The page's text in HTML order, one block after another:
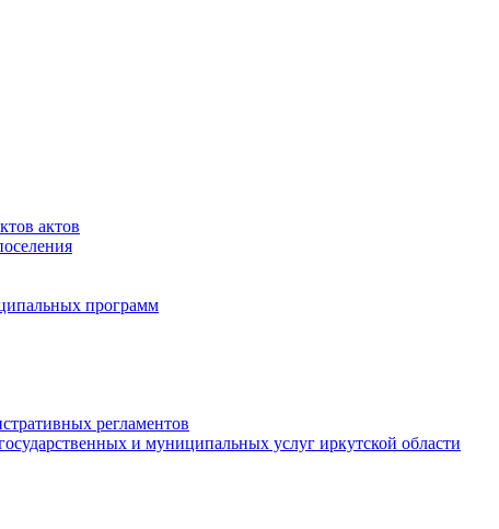
актов
программ
регламентов
и муниципальных услуг иркутской области